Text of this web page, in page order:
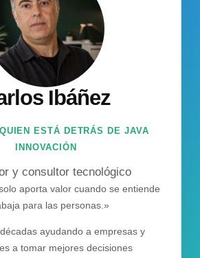
Ibáñez
y consultor tecnológico
aporta valor cuando se entiende
para las personas.»
ayudando a empresas y
a tomar mejores decisiones